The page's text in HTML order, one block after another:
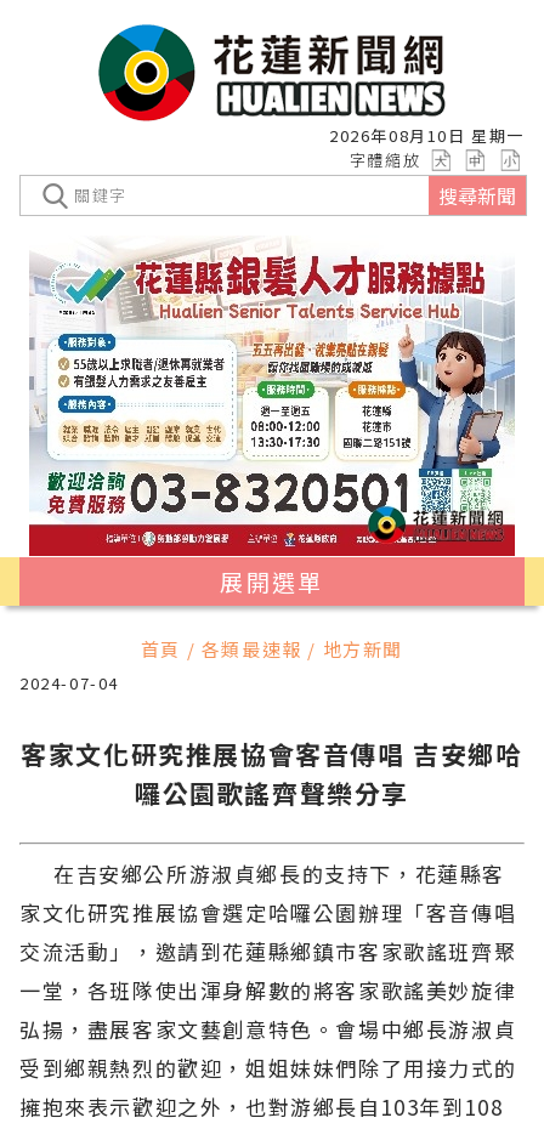
2026年08月10日 星期一
字體縮放
搜尋新聞
展開選單
首頁 / 各類最速報 / 地方新聞
2024-07-04
客家文化研究推展協會客音傳唱 吉安鄉哈
囉公園歌謠齊聲樂分享
在吉安鄉公所游淑貞鄉長的支持下，花蓮縣客
家文化研究推展協會選定哈囉公園辦理「客音傳唱
交流活動」，邀請到花蓮縣鄉鎮市客家歌謠班齊聚
一堂，各班隊使出渾身解數的將客家歌謠美妙旋律
弘揚，盡展客家文藝創意特色。會場中鄉長游淑貞
受到鄉親熱烈的歡迎，姐姐妹妹們除了用接力式的
擁抱來表示歡迎之外，也對游鄉長自103年到108